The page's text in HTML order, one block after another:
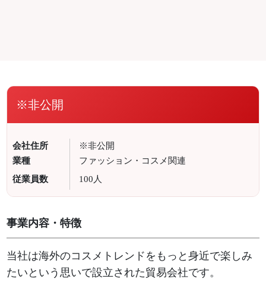
※非公開
会社住所
※非公開
業種
ファッション・コスメ関連
従業員数
100人
事業内容・特徴
当社は海外のコスメトレンドをもっと身近で楽しみ
たいという思いで設立された貿易会社です。